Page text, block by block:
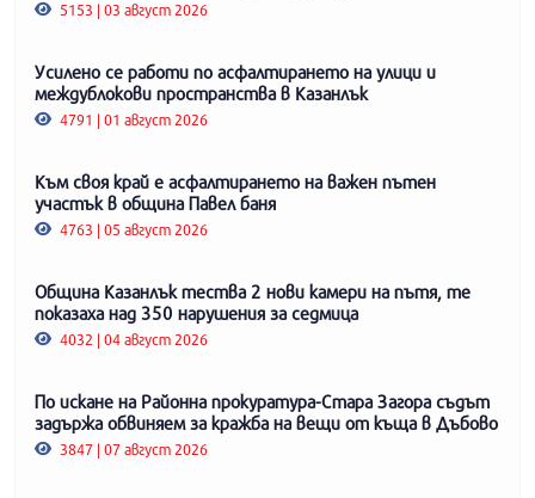
5153 | 03 август 2026
Усилено се работи по асфалтирането на улици и
междублокови пространства в Казанлък
4791 | 01 август 2026
Към своя край е асфалтирането на важен пътен
участък в община Павел баня
4763 | 05 август 2026
Община Казанлък тества 2 нови камери на пътя, те
показаха над 350 нарушения за седмица
4032 | 04 август 2026
По искане на Районна прокуратура-Стара Загора съдът
задържа обвиняем за кражба на вещи от къща в Дъбово
3847 | 07 август 2026